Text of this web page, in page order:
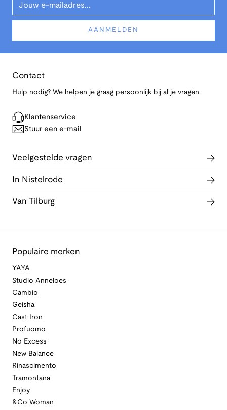
AANMELDEN
Contact
Hulp nodig? We helpen je graag persoonlijk bij al je vragen.
Klantenservice
Stuur een e-mail
Veelgestelde vragen
In Nistelrode
Van Tilburg
Populaire merken
YAYA
Studio Anneloes
Cambio
Geisha
Cast Iron
Profuomo
No Excess
New Balance
Rinascimento
Tramontana
Enjoy
&Co Woman